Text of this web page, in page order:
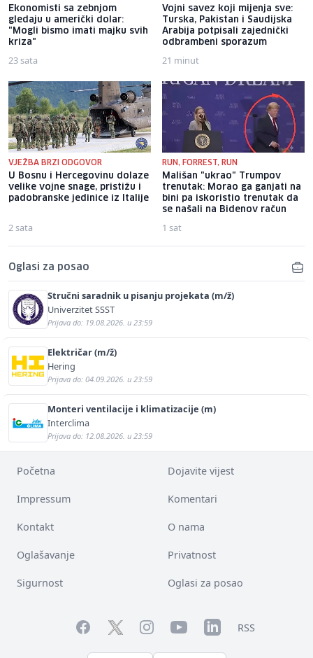
Ekonomisti sa zebnjom
gledaju u američki dolar:
"Mogli bismo imati majku svih
kriza"
23 sata
Vojni savez koji mijenja sve:
Turska, Pakistan i Saudijska
Arabija potpisali zajednički
odbrambeni sporazum
21 minut
VJEŽBA BRZI ODGOVOR
U Bosnu i Hercegovinu dolaze
velike vojne snage, pristižu i
padobranske jedinice iz Italije
2 sata
RUN, FORREST, RUN
Mališan "ukrao" Trumpov
trenutak: Morao ga ganjati na
bini pa iskoristio trenutak da
se našali na Bidenov račun
1 sat
Oglasi za posao
Stručni saradnik u pisanju projekata (m/ž)
Univerzitet SSST
Prijava do: 19.08.2026. u 23:59
Električar (m/ž)
Hering
Prijava do: 04.09.2026. u 23:59
Monteri ventilacije i klimatizacije (m)
Interclima
Prijava do: 12.08.2026. u 23:59
Početna Dojavite vijest
Impressum Komentari
Kontakt O nama
Oglašavanje Privatnost
Sigurnost Oglasi za posao
FacebookTwitterInstagramYouTubeLinkedInRSS